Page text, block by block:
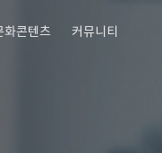
화콘텐츠 커뮤니티